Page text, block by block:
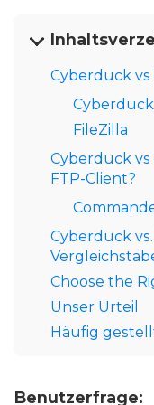
Cyberduck vs
Cyberduck
FileZilla
Cyberduck vs
FTP-Client?
Cyberduck
Choose the
Unser Urteil
Häufig
Benutzerfrage: